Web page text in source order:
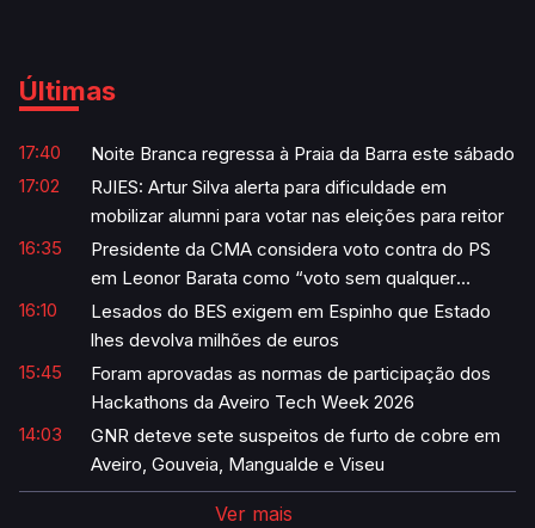
Últimas
17:40
Noite Branca regressa à Praia da Barra este sábado
17:02
RJIES: Artur Silva alerta para dificuldade em
mobilizar alumni para votar nas eleições para reitor
16:35
Presidente da CMA considera voto contra do PS
em Leonor Barata como “voto sem qualquer
sentido”
16:10
Lesados do BES exigem em Espinho que Estado
lhes devolva milhões de euros
15:45
Foram aprovadas as normas de participação dos
Hackathons da Aveiro Tech Week 2026
14:03
GNR deteve sete suspeitos de furto de cobre em
Aveiro, Gouveia, Mangualde e Viseu
Ver mais